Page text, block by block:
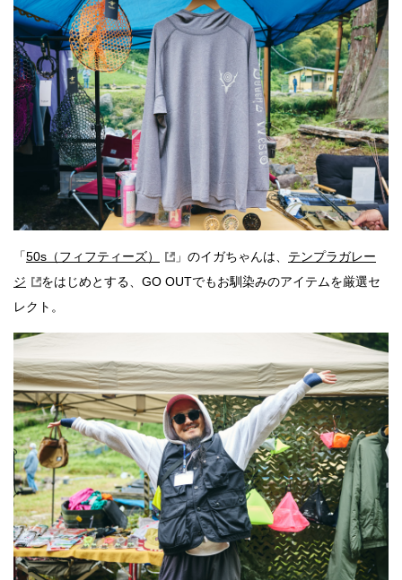
「50s（フィフティーズ） 」のイガちゃんは、 テンプラガレー
ジ
をはじめとする、GO OUTでもお馴染みのアイテムを厳選セ
レクト。